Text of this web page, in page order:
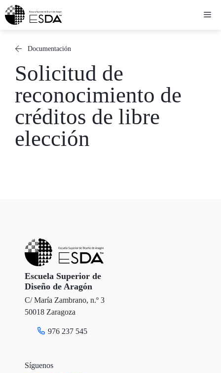
Saltar
Documentación
Solicitud de
reconocimiento de
créditos de libre
elección
Escuela Superior de
Diseño de Aragón
C/ María Zambrano, n.º 3
50018 Zaragoza
976 237 545
Síguenos